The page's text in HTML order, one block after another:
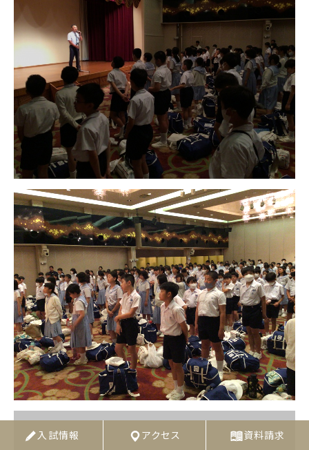
入試情報 アクセス 資料請求